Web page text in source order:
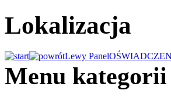
Lokalizacja
Lewy Panel
Menu kategorii